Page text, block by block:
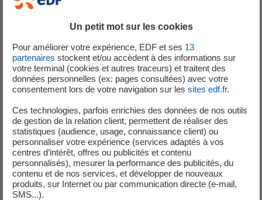
renouvelables.
Le barrage des Houches alimente la centrale
hydroélectrique la plus puissante de Haute-Savoie : la
centrale de Passy. De 2021 à 2023, EDF a entrepris un
important chantier de modernisation de ce barrage. Les
vannes pièces d’origine du barrage ont été rénovées à
tour de rôle en faisant l’objet de travaux mécaniques, de
chaudronnerie et de peinture.
Un petit mot sur les cookies
Pour améliorer votre expérience, EDF et ses 13
partenaires stockent et/ou accèdent à des informations sur
votre terminal (cookies et autres traceurs) et traitent des
données personnelles (ex: pages consultées) avec votre
consentement lors de votre navigation sur les sites edf.fr.
Ces technologies, parfois enrichies des données de nos outils
de gestion de la relation client, permettent de réaliser des
statistiques (audience, usage, connaissance client) ou
personnaliser votre expérience (services adaptés à vos
centres d’intérêt, offres ou publicités et contenu
personnalisés), mesurer la performance des publicités, du
contenu et de nos services, et développer de nouveaux
produits, sur Internet ou par communication directe (e-mail,
SMS...).